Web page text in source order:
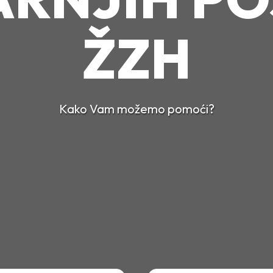
ŽZH
Kako Vam možemo pomoći?